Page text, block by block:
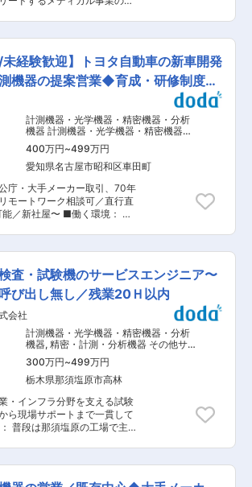
度 ・安定した事業基盤のも
コン等との共同開発案件を複
力を有しています。社会イン
機器の中でも測定機に特化し
器・試験機・非破壊検査機器
り揃えております。道路地下
クリート内部の検査など、用
機器のご提案が可能です。ま
必要な機能を一体化させた
社開発するなど、各種工事の
しています。 変更の範
務
務は含まれません。 ■顧
個人医院まで幅広く対応しま
憩や夕方の診療後の時間に合
装
影装置、超音波診断装置、骨
化学分析装置、内視鏡、画像
魅力： ・障がい
、安心して働けるようサポー
務地、業務内容などの配慮が
スタイム制もありますが、勤
に調整が必要な点がある場合
・月一回の定着面談をご希望
■当社について：
ム等、医療を取り扱っていま
、点検、据付から、顧客課題
ンビジネスなどを展開し、医
。個人のスキルアップを通
させて業務を遂行し目標を達
宅手当、借り上げ社宅、家族
っています。 変更の範
務
/未経験歓迎】トヨタ自動車の新車開発
機器の提案営業◆育成・研修制度充
計測機器・光学機器・精密機器・分析
機器 計測機器・光学機器・精密機器・
分析機器
精密機械・計測機器・分析機
器・光学製品営業（国内） その他法人
営業（既存・ルートセールス中心）
400万円~499万円
愛知県名古屋市昭和区車田町
庁・大手メーカー取引、70年
モートワーク相談可／直行直
〜 ■働く環境： ・
した取引基盤 ■働き方：
セス重視の評価制度 ・直行直
クライフバランス良好 ・リモ
となる計測機器を提案する営
上の取引先メーカーから最適
タマイズ提案を行います。現
チして開発につなげることも
部品サプライヤーを担当し、
関係を持ちながらニーズに応
売だけでなく、装置の設置・
フォローする場合は現場に立
業自体は行いません）。 ・複
組み合わせてカスタマイズし
発した自社オリジナル製品を
(順不同) ≪ミッション
検査・試験機のサービスエンジニア〜
び出し無し／残業20Ｈ以内
会社
計測機器・光学機器・精密機器・分析
機器, 精密・計測・分析機器 その他サ
ービスエンジニア
300万円~499万円
栃木県那須塩原市高林
・インフラ分野を支える試験
ら現場サポートまで一貫して
計測・実験業務等、試験機の
務全般をお任せします。 ※製